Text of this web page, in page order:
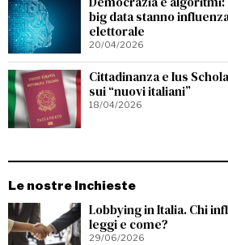
big data stanno
elettorale
20/04/2026
Cittadinanza e Ius
sui “nuovi italiani”
18/04/2026
Le nostre Inchieste
Lobbying in Italia. Chi
leggi e come?
29/06/2026